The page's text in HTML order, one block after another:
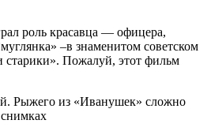
роль красавца — офицера,
–в знаменитом советском
Пожалуй, этот фильм